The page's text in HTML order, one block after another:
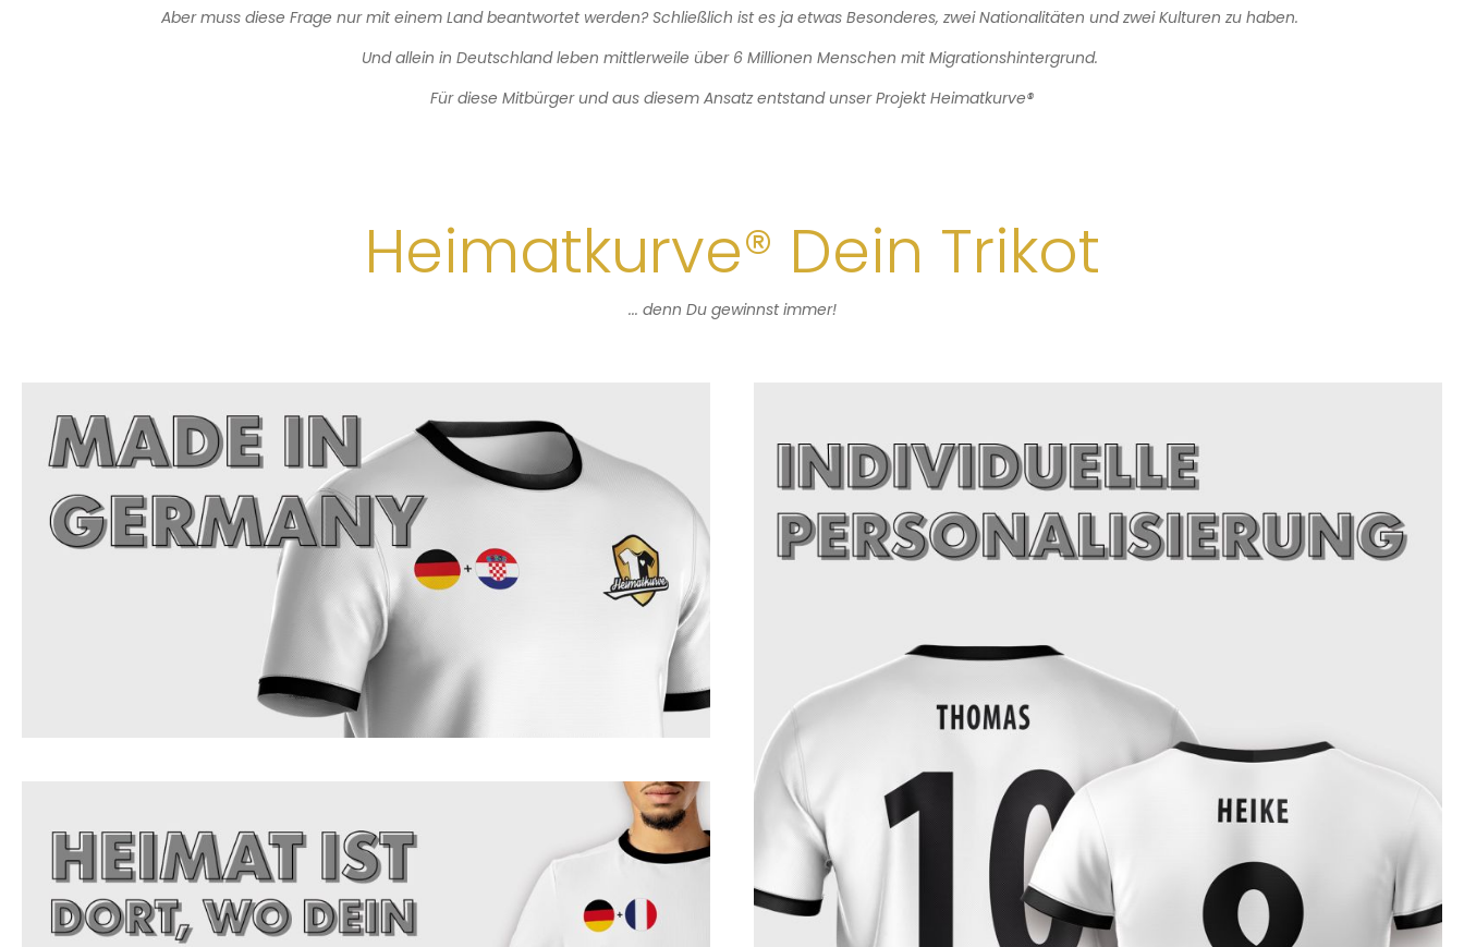
Aber muss diese Frage nur mit einem Land beantwortet werden? Schließlich ist es ja etwas Besonderes, zwei Nationalitäten und zwei Kulturen zu haben.
Und allein in Deutschland leben mittlerweile über 6 Millionen Menschen mit Migrationshintergrund.
Für diese Mitbürger und aus diesem Ansatz entstand unser Projekt Heimatkurve®
Heimatkurve® Dein Trikot
... denn Du gewinnst immer!